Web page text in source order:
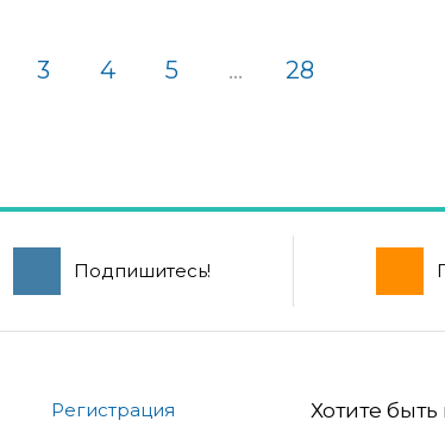
3 4 5 ... 28
Подпишитесь!
Регистрация
Хотите